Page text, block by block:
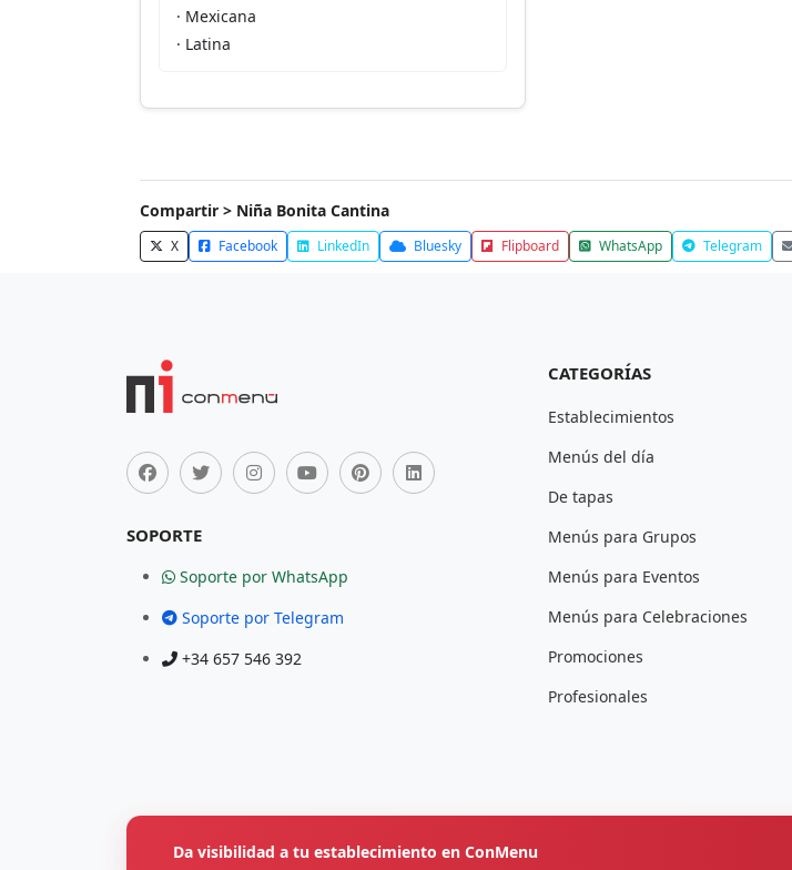
· Mexicana
· Latina
Compartir > Niña Bonita Cantina
X Facebook LinkedIn Bluesky Flipboard WhatsApp Telegram
SOPORTE
Soporte por WhatsApp
Soporte por Telegram
+34 657 546 392
CATEGORÍAS
Establecimientos
Menús del día
De tapas
Menús para Grupos
Menús para Eventos
Menús para Celebraciones
Promociones
Profesionales
Da visibilidad a tu establecimiento en ConMenu